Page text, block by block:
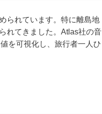
られています。特に離島地
れてきました。Atlas社の音
を可視化し、旅行者一人ひ